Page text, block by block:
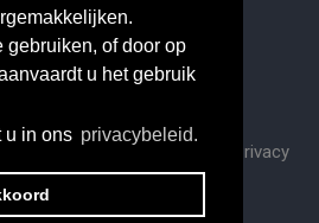
gebruiken, of door op
u het gebruik
u in ons privacybeleid.
reCAPTCHA and the Google
Privacy
Terms of Service